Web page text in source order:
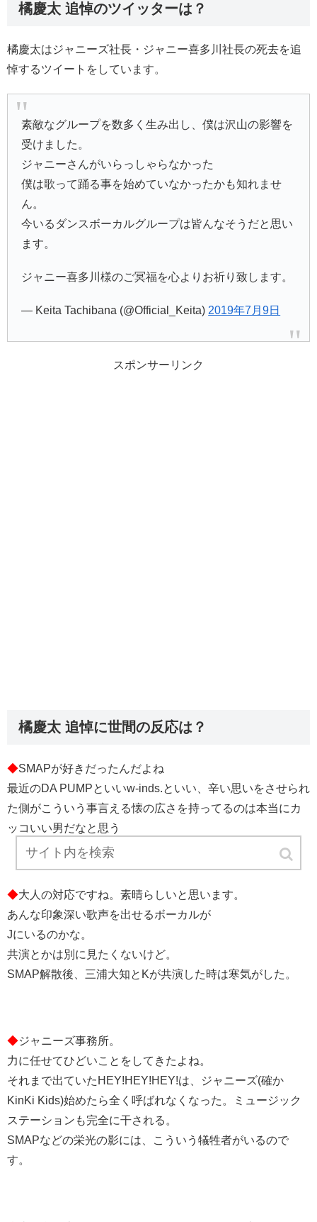
橘慶太 追悼のツイッターは？
橘慶太はジャニーズ社長・ジャニー喜多川社長の死去を追
悼するツイートをしています。
素敵なグループを数多く生み出し、僕は沢山の影響を
受けました。
ジャニーさんがいらっしゃらなかった
僕は歌って踊る事を始めていなかったかも知れませ
ん。
今いるダンスボーカルグループは皆んなそうだと思い
ます。
ジャニー喜多川様のご冥福を心よりお祈り致します。
— Keita Tachibana (@Official_Keita) 2019年7月9日
スポンサーリンク
橘慶太 追悼に世間の反応は？
◆SMAPが好きだったんだよね
最近のDA PUMPといいw-inds.といい、辛い思いをさせられ
た側がこういう事言える懐の広さを持ってるのは本当にカ
ッコいい男だなと思う
◆大人の対応ですね。素晴らしいと思います。
あんな印象深い歌声を出せるボーカルが
Jにいるのかな。
共演とかは別に見たくないけど。
SMAP解散後、三浦大知とKが共演した時は寒気がした。
◆ジャニーズ事務所。
力に任せてひどいことをしてきたよね。
それまで出ていたHEY!HEY!HEY!は、ジャニーズ(確か
KinKi Kids)始めたら全く呼ばれなくなった。ミュージック
ステーションも完全に干される。
SMAPなどの栄光の影には、こういう犠牲者がいるので
す。